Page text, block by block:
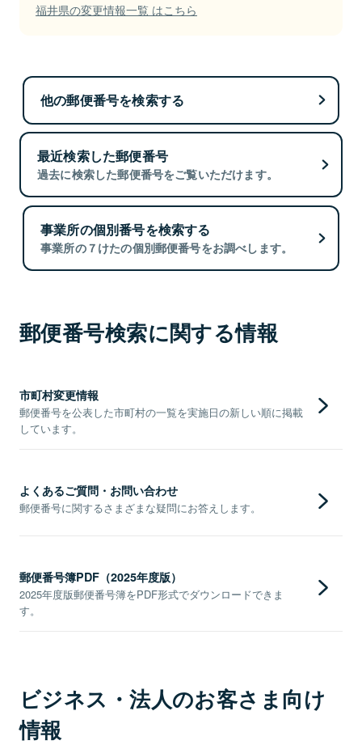
福井県の変更情報一覧 はこちら
他の郵便番号を検索する
最近検索した郵便番号
過去に検索した郵便番号をご覧いただけます。
事業所の個別番号を検索する
事業所の７けたの個別郵便番号をお調べします。
郵便番号検索に関する情報
市町村変更情報
郵便番号を公表した市町村の一覧を実施日の新しい順に掲載
しています。
よくあるご質問・お問い合わせ
郵便番号に関するさまざまな疑問にお答えします。
郵便番号簿PDF（2025年度版）
2025年度版郵便番号簿をPDF形式でダウンロードできま
す。
ビジネス・法人のお客さま向け
情報